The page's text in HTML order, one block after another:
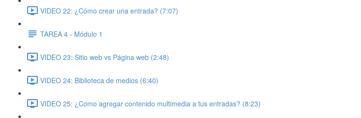
VIDEO 22: ¿Cómo crear una entrada? (7:07)
TAREA 4 - Módulo 1
VIDEO 23: Sitio web vs Página web (2:48)
VIDEO 24: Biblioteca de medios (6:40)
VIDEO 25: ¿Como agregar contenido multimedia a tus entradas? (8:23)